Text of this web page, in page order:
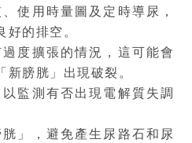
使用時量圖及定時導尿，
的排空。
度擴張的情況，這可能會
膀胱」出現破裂。
監測有否出現電解質失調
」，避免產生尿路石和尿